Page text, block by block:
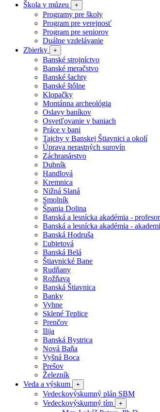
Škola v múzeu
+
Programy pre školy
Program pre verejnosť
Program pre seniorov
Duálne vzdelávanie
Zbierky
+
Banské strojníctvo
Banské meračstvo
Banské šachty
Banské štôlne
Klopačky
Montánna archeológia
Oslavy baníkov
Osvetľovanie v baniach
Práce v bani
Tajchy v Banskej Štiavnici a okolí
Úprava nerastných surovín
Záchranárstvo
Dubník
Handlová
Kremnica
Nižná Slaná
Smolník
Špania Dolina
Banská a lesnícka akadémia -
Banská a lesnícka akadémia -
Banská Hodruša
Ľubietová
Banská Belá
Štiavnické Bane
Rudňany
Rožňava
Banská Štiavnica
Banky
Vyhne
Sklené Teplice
Prenčov
Ilija
Banská Bystrica
Nová Baňa
Vyšná Boca
Prešov
Železník
Veda a výskum
+
Vedeckovýskumný plán SBM
Vedeckovýskumný tím
+